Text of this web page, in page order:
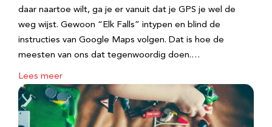
daar naartoe wilt, ga je er vanuit dat je GPS je wel de
weg wijst. Gewoon “Elk Falls” intypen en blind de
instructies van Google Maps volgen. Dat is hoe de
meesten van ons dat tegenwoordig doen.…
Lees meer